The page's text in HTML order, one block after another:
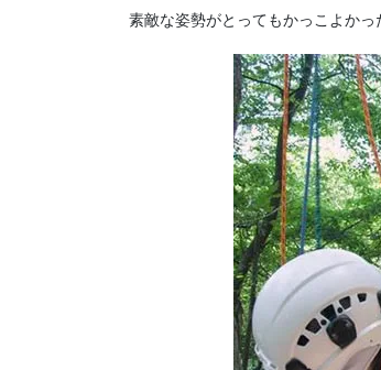
素敵な姿勢がとってもかっこよかっ